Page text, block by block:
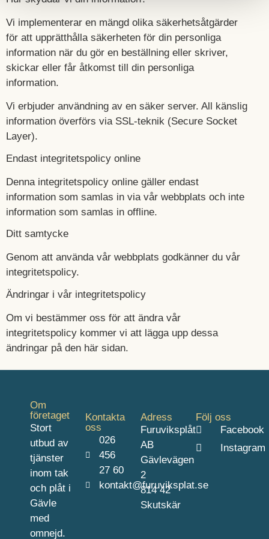
Vi implementerar en mängd olika säkerhetsåtgärder
för att upprätthålla säkerheten för din personliga
information när du gör en beställning eller skriver,
skickar eller får åtkomst till din personliga
information.
Vi erbjuder användning av en säker server. All känslig
information överförs via SSL-teknik (Secure Socket
Layer).
Endast integritetspolicy online
Denna integritetspolicy online gäller endast
information som samlas in via vår webbplats och inte
information som samlas in offline.
Ditt samtycke
Genom att använda vår webbplats godkänner du vår
integritetspolicy.
Ändringar i vår integritetspolicy
Om vi bestämmer oss för att ändra vår
integritetspolicy kommer vi att lägga upp dessa
ändringar på den här sidan.
Om
företaget
Stort
utbud av
tjänster
inom tak
och plåt i
Gävle
med
omnejd.
Kontakta
oss
026
456
27 60
kontakt@furuviksplat.se
Adress
Furuviksplåt
AB
Gävlevägen
2
814 42
Skutskär
Följ oss
Facebook
Instagram